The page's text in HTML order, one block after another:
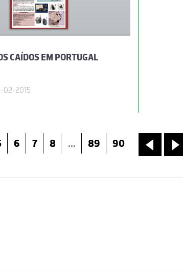
CAÍDOS EM PORTUGAL
02-2015
«
6 7 8 ... 89 90 »